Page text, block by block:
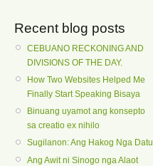
Recent blog posts
CEBUANO RECKONING AND
DIVISIONS OF THE DAY.
How Two Websites Helped Me
Finally Start Speaking Bisaya
Binuang uyamot ang konsepto
sa creatio ex nihilo
Sugilanon: Ang Hakog Nga Datu
Ang Awit ni Sinogo nga Alaot